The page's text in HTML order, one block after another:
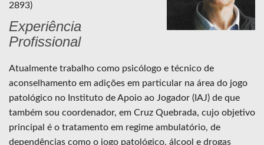
2893)
Experiência
Profissional
Atualmente trabalho como psicólogo e técnico de
aconselhamento em adições em particular na área do jogo
patológico no Instituto de Apoio ao Jogador (IAJ) de que
também sou coordenador, em Cruz Quebrada, cujo objetivo
principal é o tratamento em regime ambulatório, de
dependências como o jogo patológico, álcool e drogas